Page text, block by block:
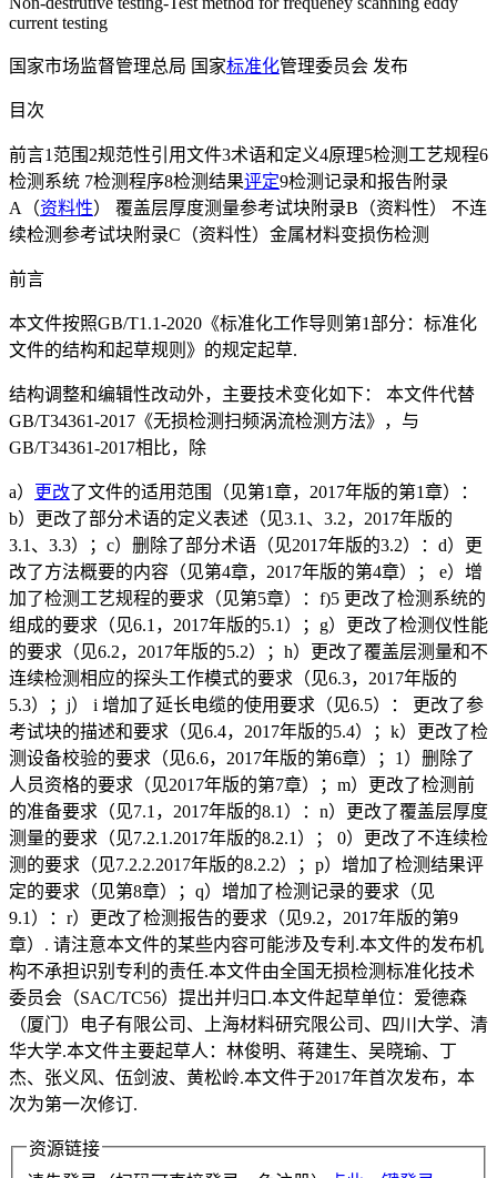
current testing
国家市场监督管理总局 国家标准化管理委员会 发布
目次
前言1范围2规范性引用文件3术语和定义4原理5检测工艺规程6
检测系统 7检测程序8检测结果评定9检测记录和报告附录
A（资料性） 覆盖层厚度测量参考试块附录B（资料性） 不连
续检测参考试块附录C（资料性）金属材料变损伤检测
前言
本文件按照GB/T1.1-2020《标准化工作导则第1部分：标准化
文件的结构和起草规则》的规定起草.
结构调整和编辑性改动外，主要技术变化如下： 本文件代替
GB/T34361-2017《无损检测扫频涡流检测方法》，与
GB/T34361-2017相比，除
a） 更改了文件的适用范围（见第1章，2017年版的第1章）：
b）更改了部分术语的定义表述（见3.1、3.2，2017年版的
3.1、3.3）；c）删除了部分术语（见2017年版的3.2）：d）更
改了方法概要的内容（见第4章，2017年版的第4章）； e）增
加了检测工艺规程的要求（见第5章）：f)5 更改了检测系统的
组成的要求（见6.1，2017年版的5.1）；g）更改了检测仪性能
的要求（见6.2，2017年版的5.2）；h）更改了覆盖层测量和不
连续检测相应的探头工作模式的要求（见6.3，2017年版的
5.3）；j） i 增加了延长电缆的使用要求（见6.5）： 更改了参
考试块的描述和要求（见6.4，2017年版的5.4）；k）更改了检
测设备校验的要求（见6.6，2017年版的第6章）；1）删除了
人员资格的要求（见2017年版的第7章）；m）更改了检测前
的准备要求（见7.1，2017年版的8.1）：n）更改了覆盖层厚度
测量的要求（见7.2.1.2017年版的8.2.1）； 0）更改了不连续检
测的要求（见7.2.2.2017年版的8.2.2）；p）增加了检测结果评
定的要求（见第8章）；q）增加了检测记录的要求（见
9.1）：r）更改了检测报告的要求（见9.2，2017年版的第9
章）. 请注意本文件的某些内容可能涉及专利.本文件的发布机
构不承担识别专利的责任.本文件由全国无损检测标准化技术
委员会（SAC/TC56）提出并归口.本文件起草单位：爱德森
（厦门）电子有限公司、上海材料研究限公司、四川大学、清
华大学.本文件主要起草人：林俊明、蒋建生、吴晓瑜、丁
杰、张义风、伍剑波、黄松岭.本文件于2017年首次发布，本
次为第一次修订.
资源链接